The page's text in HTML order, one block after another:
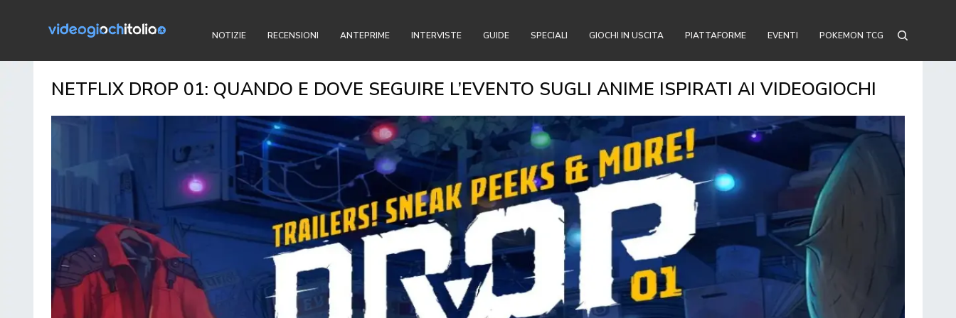
NOTIZIE RECENSIONI ANTEPRIME INTERVISTE GUIDE SPECIALI GIOCHI IN USCITA PIATTAFORME EVENTI POKEMON TCG
NETFLIX DROP 01: QUANDO E DOVE SEGUIRE L’EVENTO SUGLI ANIME ISPIRATI AI VIDEOGIOCHI